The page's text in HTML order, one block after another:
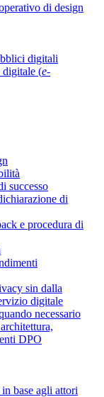
di design
digitali
digitale (e-
successo
di
e procedura di
sin dalla
digitale
necessario
DPO
base agli attori